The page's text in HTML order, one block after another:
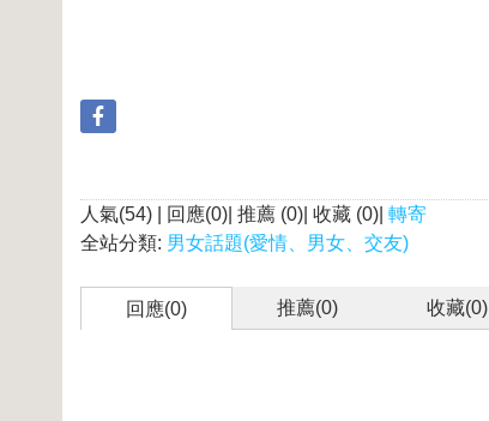
人氣(54) | 回應(0)| 推薦 (0)| 收藏 (0)| 轉寄
全站分類: 男女話題(愛情、男女、交友)
回應(0) 推薦(0) 收藏(0)